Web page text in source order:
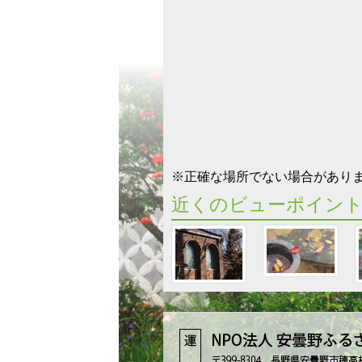
※正確な場所でない場合があり
近くのビューポイン